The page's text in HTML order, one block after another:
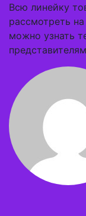
Всю линейку
рассмотреть
можно узнать